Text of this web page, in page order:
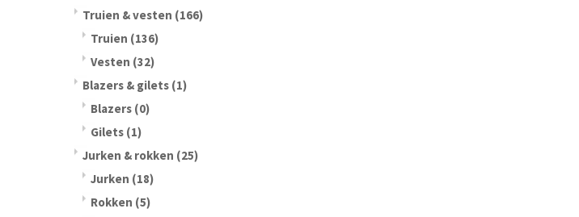
Truien & vesten (166)
Truien (136)
Vesten (32)
Blazers & gilets (1)
Blazers (0)
Gilets (1)
Jurken & rokken (25)
Jurken (18)
Rokken (5)